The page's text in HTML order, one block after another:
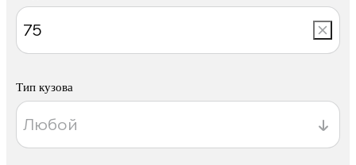
Тип кузова